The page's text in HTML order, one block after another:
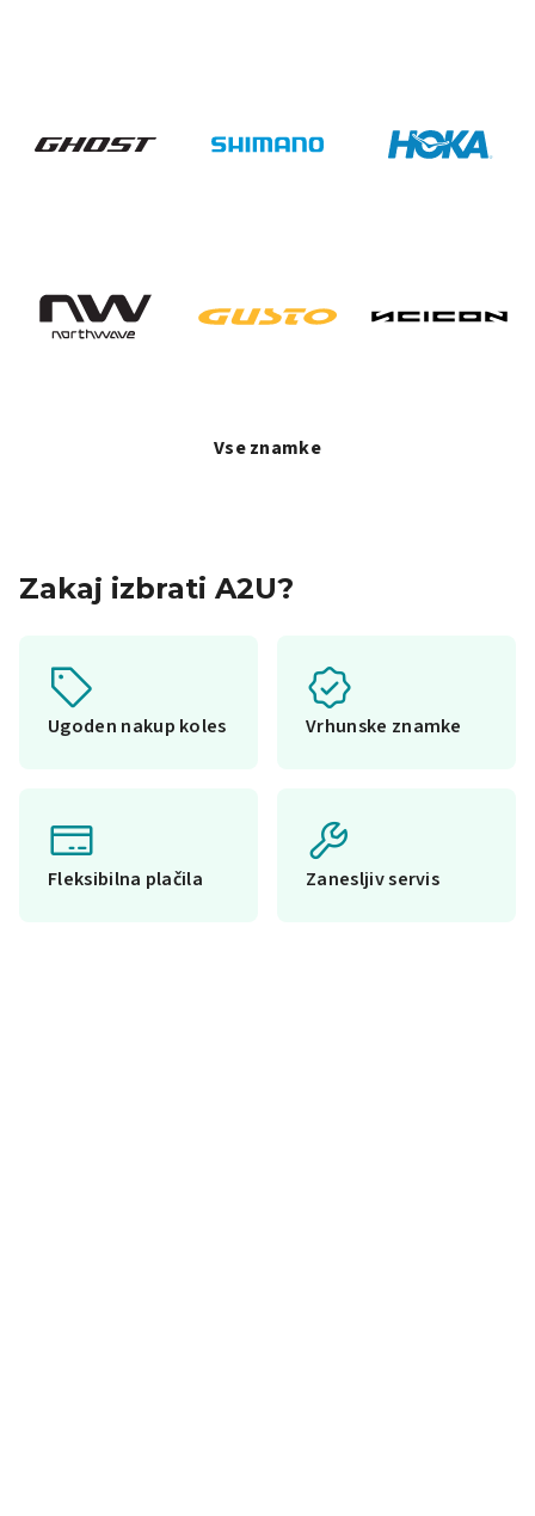
Vse znamke
Zakaj izbrati A2U?
Ugoden nakup koles Vrhunske znamke
Fleksibilna plačila Zanesljiv servis